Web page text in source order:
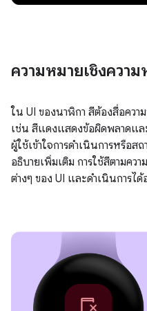
ความหมายเชิงควา
ใน UI ของนาฬิกา สีต้องสื่อควา
เช่น สีแดงแสดงข้อผิดพลาดแล
ผู้ใช้เข้าใจการดําเนินการหรือส
อธิบายเพิ่มเติม การใช้สีตามคว
ต่างๆ ของ UI และดำเนินการได้